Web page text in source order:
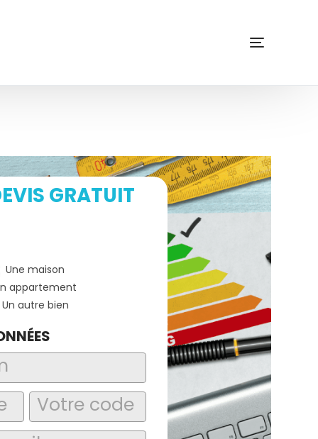
GRATUIT
Une maison
appartement
Un autre bien